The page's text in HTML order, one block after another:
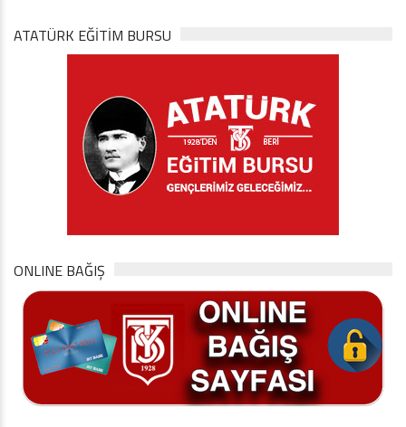
ATATÜRK EĞITIM BURSU
ONLINE BAĞIŞ